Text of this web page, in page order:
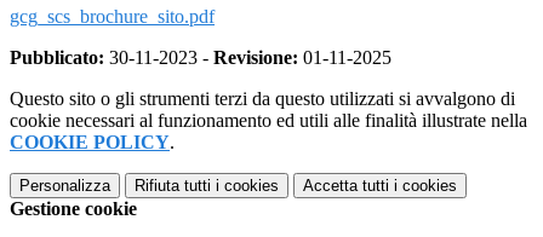
gcg_scs_brochure_sito.pdf
Pubblicato: 30-11-2023 - Revisione: 01-11-2025
Questo sito o gli strumenti terzi da questo utilizzati si avvalgono di
cookie necessari al funzionamento ed utili alle finalità illustrate nella
COOKIE POLICY.
Personalizza Rifiuta tutti i cookies Accetta tutti i cookies
Gestione cookie